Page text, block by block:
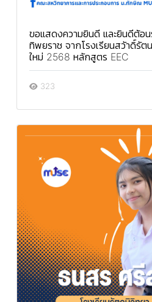
ขอแสดงความยินดี และยินดีต้อ
ทิพยราช จากโรงเรียนสวัาดิ์รั
ใหม่ 2568 หลักสูตร EEC
323